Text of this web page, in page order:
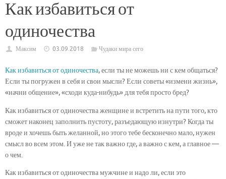
Как избавиться от
одиночества
Максим 03.09.2018 Чудаки мира сего
Как избавиться от одиночества, если ты не можешь ни с кем общаться?
Если ты погружен в себя и свои мысли? Если советы «измени жизнь»,
«начни общение», «сходи куда-нибудь» для тебя просто бред?
Как избавиться от одиночества женщине и встретить на пути того, кто
сможет наконец заполнить пустоту, разъедающую изнутри? Когда ты
вроде и хочешь быть желанной, но этого тебе бесконечно мало, нужен
смысл во всем этом. И уже не так важно где, а важно с кем, а главное —
о чем.
Как избавиться от одиночества мужчине и надо ли, если это